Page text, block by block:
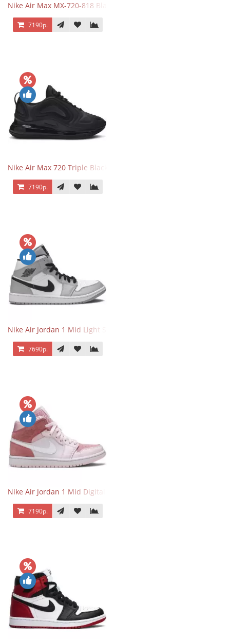
Nike Air Max MX-720-818 Black
7190р.
Nike Air Max 720 Triple Black
7190р.
Nike Air Jordan 1 Mid Light Smoke Grey
7690р.
Nike Air Jordan 1 Mid Digital Pink
7190р.